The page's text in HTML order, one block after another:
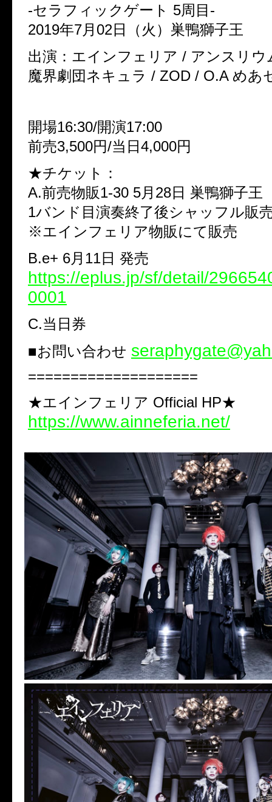
-セラフィックゲート 5周目-
2019年7月02日（火）巣鴨獅子王
出演：エインフェリア / アンスリウ
魔界劇団ネキュラ / ZOD / O.A めあ
開場16:30/開演17:00
前売3,500円/当日4,000円
★チケット：
A.前売物販1-30 5月28日 巣鴨獅子王
1バンド目演奏終了後シャッフル販
※エインフェリア物販にて販売
B.e+ 6月11日 発売
https://eplus.jp/sf/detail/
0001
C.当日券
■お問い合わせ
====================
★エインフェリア Official HP★
https://www.ainneferia.net/